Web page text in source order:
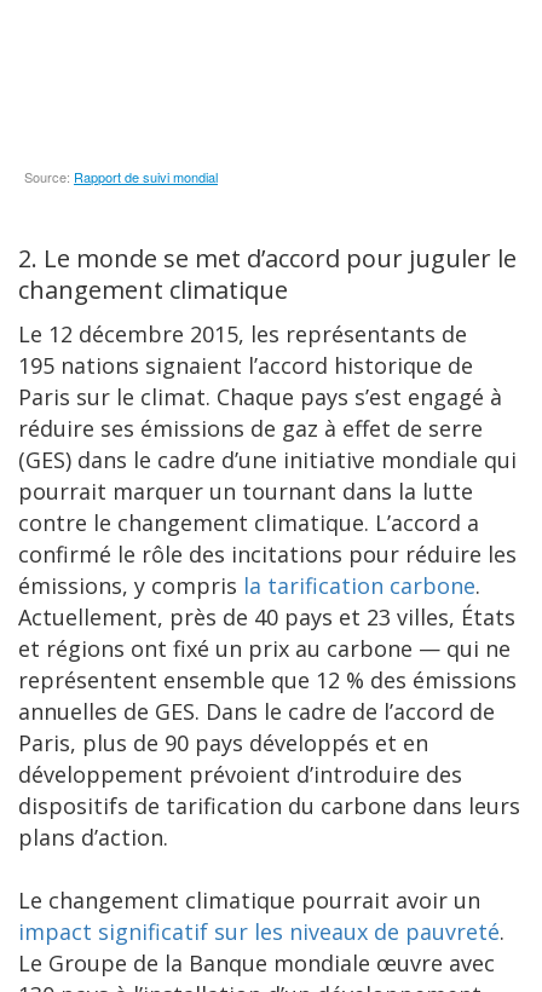
2. Le monde se met d’accord pour juguler le
changement climatique
Le 12 décembre 2015, les représentants de
195 nations signaient l’accord historique de
Paris sur le climat. Chaque pays s’est engagé à
réduire ses émissions de gaz à effet de serre
(GES) dans le cadre d’une initiative mondiale qui
pourrait marquer un tournant dans la lutte
contre le changement climatique. L’accord a
confirmé le rôle des incitations pour réduire les
émissions, y compris la tarification carbone.
Actuellement, près de 40 pays et 23 villes, États
et régions ont fixé un prix au carbone — qui ne
représentent ensemble que 12 % des émissions
annuelles de GES. Dans le cadre de l’accord de
Paris, plus de 90 pays développés et en
développement prévoient d’introduire des
dispositifs de tarification du carbone dans leurs
plans d’action.
Le changement climatique pourrait avoir un
impact significatif sur les niveaux de pauvreté.
Le Groupe de la Banque mondiale œuvre avec